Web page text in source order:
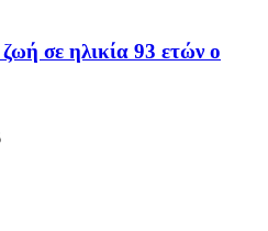
σε ηλικία 93 ετών ο